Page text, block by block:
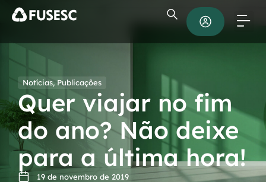
Notícias, Publicações
Quer viajar no fim
do ano? Não deixe
para a última hora!
19 de novembro de 2019